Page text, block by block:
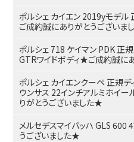
ポルシェ カイエン 2019yモデ
ご成約誠にありがとうございま
ポルシェ 718 ケイマン PDK 正
GTRワイドボディ★ご成約誠に
ポルシェ カイエンクーペ 正規
ウンサス 22インチアルミホイ
りがとうございました★
メルセデスマイバッハ GLS
うございました★